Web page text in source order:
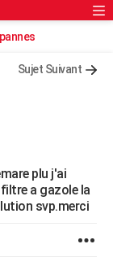
Rechercher
Sujet Suivant
plu j'ai
a gazole la
svp.merci